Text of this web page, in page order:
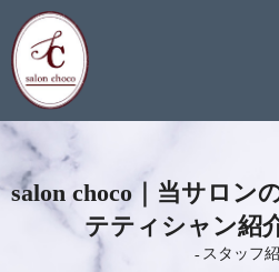
salon choco｜当サロン
テティシャン紹
スタッフ